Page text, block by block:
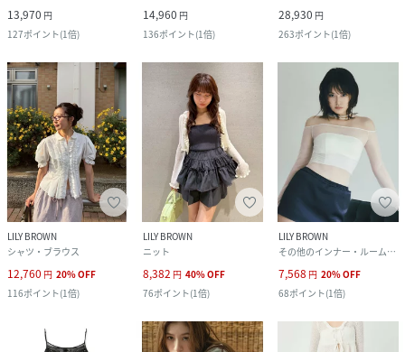
13,970 円
127ポイント(1倍)
14,960 円
136ポイント(1倍)
28,930 円
263ポイント(1倍)
LILY BROWN
シャツ・ブラウス
12,760 円 20%OFF
116ポイント(1倍)
LILY BROWN
ニット
8,382 円 40%OFF
76ポイント(1倍)
LILY BROWN
その他のインナー・ルームウェア
7,568 円 20%OFF
68ポイント(1倍)